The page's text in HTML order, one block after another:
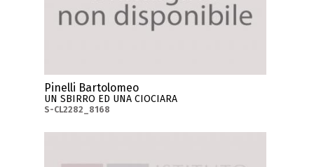
Pinelli Bartolomeo
UN SBIRRO ED UNA CIOCIARA
S-CL2282_8168